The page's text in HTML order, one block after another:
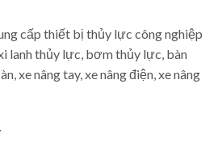
cấp thiết bị thủy lực công nghiệp
lanh thủy lực, bơm thủy lực, bàn
xe nâng tay, xe nâng điện, xe nâng